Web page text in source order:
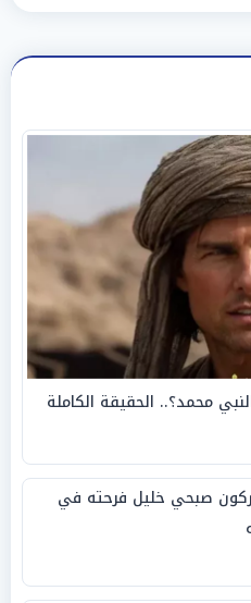
محمد؟.. الحقيقة الكاملة
صبحي خليل فرحته في